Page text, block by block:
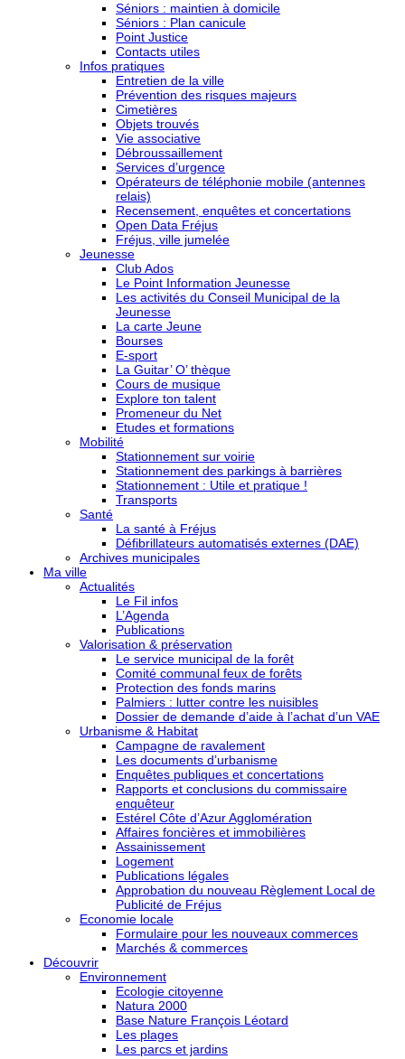
Séniors : maintien à domicile
Séniors : Plan canicule
Point Justice
Contacts utiles
Infos pratiques
Entretien de la ville
Prévention des risques majeurs
Cimetières
Objets trouvés
Vie associative
Débroussaillement
Services d’urgence
Opérateurs de téléphonie mobile (antennes
relais)
Recensement, enquêtes et concertations
Open Data Fréjus
Fréjus, ville jumelée
Jeunesse
Club Ados
Le Point Information Jeunesse
Les activités du Conseil Municipal de la
Jeunesse
La carte Jeune
Bourses
E-sport
La Guitar’ O’ thèque
Cours de musique
Explore ton talent
Promeneur du Net
Etudes et formations
Mobilité
Stationnement sur voirie
Stationnement des parkings à barrières
Stationnement : Utile et pratique !
Transports
Santé
La santé à Fréjus
Défibrillateurs automatisés externes (DAE)
Archives municipales
Ma ville
Actualités
Le Fil infos
L’Agenda
Publications
Valorisation & préservation
Le service municipal de la forêt
Comité communal feux de forêts
Protection des fonds marins
Palmiers : lutter contre les nuisibles
Dossier de demande d’aide à l’achat d’un VAE
Urbanisme & Habitat
Campagne de ravalement
Les documents d’urbanisme
Enquêtes publiques et concertations
Rapports et conclusions du commissaire
enquêteur
Estérel Côte d’Azur Agglomération
Affaires foncières et immobilières
Assainissement
Logement
Publications légales
Approbation du nouveau Règlement Local de
Publicité de Fréjus
Economie locale
Formulaire pour les nouveaux commerces
Marchés & commerces
Découvrir
Environnement
Ecologie citoyenne
Natura 2000
Base Nature François Léotard
Les plages
Les parcs et jardins